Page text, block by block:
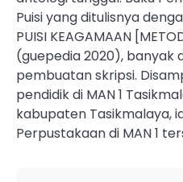
Puisi yang ditulisnya
PUISI KEAGAMAAN
(guepedia 2020), banyak
pembuatan skripsi.
pendidik di MAN 1
kabupaten Tasikmalaya,
Perpustakaan di MAN 1